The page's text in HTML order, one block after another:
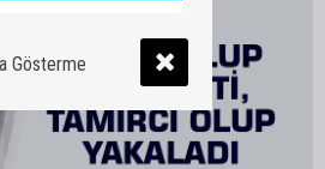
Gösterme